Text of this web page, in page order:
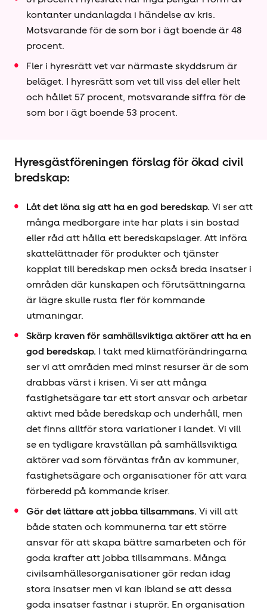
kontanter undanlagda i händelse av kris.
Motsvarande för de som bor i ägt boende är 48
procent.
Fler i hyresrätt vet var närmaste skyddsrum är
beläget. I hyresrätt som vet till viss del eller helt
och hållet 57 procent, motsvarande siffra för de
som bor i ägt boende 53 procent.
Hyresgäst­föreningen förslag för ökad civil
bredskap:
Låt det löna sig att ha en god beredskap. Vi ser att
många medborgare inte har plats i sin bostad
eller råd att hålla ett beredskapslager. Att införa
skattelättnader för produkter och tjänster
kopplat till beredskap men också breda insatser i
områden där kunskapen och förutsättningarna
är lägre skulle rusta fler för kommande
utmaningar.
Skärp kraven för samhällsviktiga aktörer att ha en
god beredskap. I takt med klimatförändringarna
ser vi att områden med minst resurser är de som
drabbas värst i krisen. Vi ser att många
fastighetsägare tar ett stort ansvar och arbetar
aktivt med både beredskap och underhåll, men
det finns alltför stora variationer i landet. Vi vill
se en tydligare kravställan på samhällsviktiga
aktörer vad som förväntas från av kommuner,
fastighetsägare och organisationer för att vara
förberedd på kommande kriser.
Gör det lättare att jobba tillsammans. Vi vill att
både staten och kommunerna tar ett större
ansvar för att skapa bättre samarbeten och för
goda krafter att jobba tillsammans. Många
civilsamhällesorganisationer gör redan idag
stora insatser men vi kan ibland se att dessa
goda insatser fastnar i stuprör. En organisation